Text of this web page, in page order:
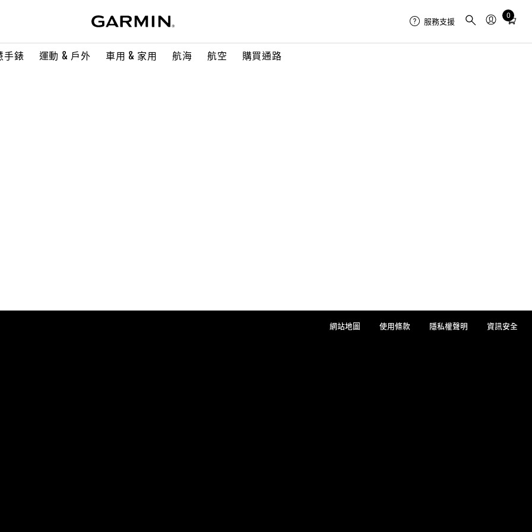
手錶 運動 & 戶外 車用 & 家用 航海 航空 購買通路
服務支援
0
Total
in
網站地圖 使用條款 隱私權聲明 資訊安全